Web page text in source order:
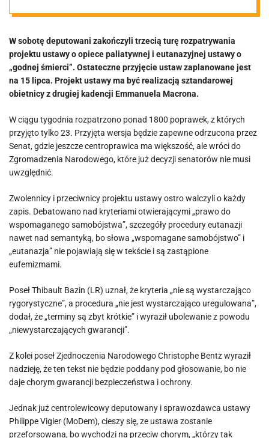
W sobotę deputowani zakończyli trzecią turę rozpatrywania
projektu ustawy o opiece paliatywnej i eutanazyjnej ustawy o
„godnej śmierci”. Ostateczne przyjęcie ustaw zaplanowane jest
na 15 lipca. Projekt ustawy ma być realizacją sztandarowej
obietnicy z drugiej kadencji Emmanuela Macrona.
W ciągu tygodnia rozpatrzono ponad 1800 poprawek, z których
przyjęto tylko 23. Przyjęta wersja będzie zapewne odrzucona przez
Senat, gdzie jeszcze centroprawica ma większość, ale wróci do
Zgromadzenia Narodowego, które już decyzji senatorów nie musi
uwzględnić.
Zwolennicy i przeciwnicy projektu ustawy ostro walczyli o każdy
zapis. Debatowano nad kryteriami otwierającymi „prawo do
wspomaganego samobójstwa”, szczegóły procedury eutanazji
nawet nad semantyką, bo słowa „wspomagane samobójstwo” i
„eutanazja” nie pojawiają się w tekście i są zastąpione
eufemizmami.
Poseł Thibault Bazin (LR) uznał, że kryteria „nie są wystarczająco
rygorystyczne”, a procedura „nie jest wystarczająco uregulowana”,
dodał, że „terminy są zbyt krótkie” i wyraził ubolewanie z powodu
„niewystarczających gwarancji”.
Z kolei poseł Zjednoczenia Narodowego Christophe Bentz wyraził
nadzieję, że ten tekst nie będzie poddany pod głosowanie, bo nie
daje chorym gwarancji bezpieczeństwa i ochrony.
Jednak już centrolewicowy deputowany i sprawozdawca ustawy
Philippe Vigier (MoDem), cieszy się, ze ustawa zostanie
przeforsowana, bo wychodzi na przeciw chorym, „którzy tak